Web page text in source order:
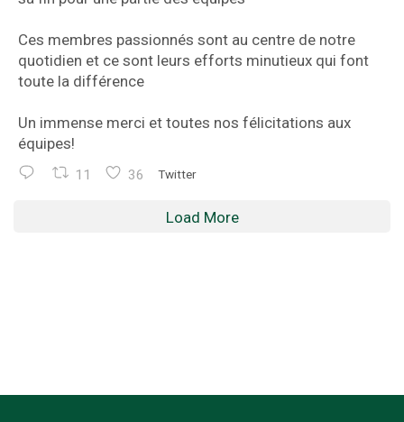
Ces membres passionnés sont au centre de notre
quotidien et ce sont leurs efforts minutieux qui font
toute la différence
Un immense merci et toutes nos félicitations aux
équipes!
11 36 Twitter
Load More